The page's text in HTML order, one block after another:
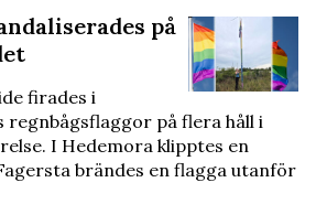
på
firades i
regnbågsflaggor på flera håll i
I Hedemora klipptes en
brändes en flagga utanför